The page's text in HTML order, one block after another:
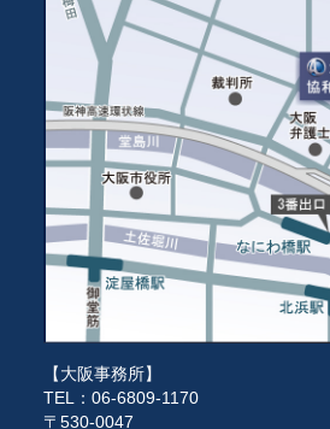
【大阪事務所】
TEL：06-6809-1170
〒530-0047